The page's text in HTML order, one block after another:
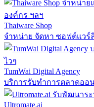
Thaiware Shop
จำหน่าย จัดหา ซอฟต์แวร์
TumWai Digital Agency
บริการรับทำการตลาดออ
Ultromate.ai